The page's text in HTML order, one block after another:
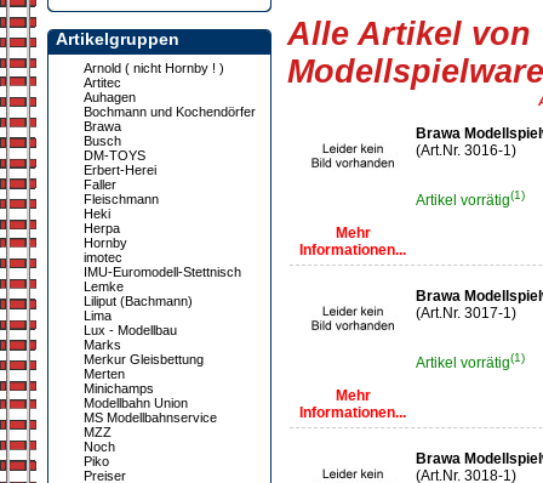
Artikelgruppen
Arnold ( nicht Hornby ! )
Artitec
Auhagen
Bochmann und Kochendörfer
Brawa
Busch
DM-TOYS
Erbert-Herei
Faller
Fleischmann
Heki
Herpa
Hornby
imotec
IMU-Euromodell-Stettnisch
Lemke
Liliput (Bachmann)
Lima
Lux - Modellbau
Marks
Merkur Gleisbettung
Merten
Minichamps
Modellbahn Union
MS Modellbahnservice
MZZ
Noch
Piko
Preiser
Alle Artikel von
Mehr
Informationen...
Brawa
(Art.Nr. 3016-1)
Artikel vorrätig(1)
Mehr
Informationen...
Brawa
(Art.Nr. 3017-1)
Artikel vorrätig(1)
Brawa
(Art.Nr. 3018-1)